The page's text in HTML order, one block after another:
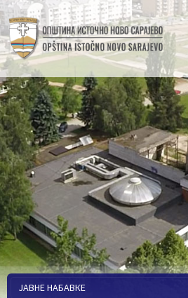
ЈАВНЕ НАБАВКЕ